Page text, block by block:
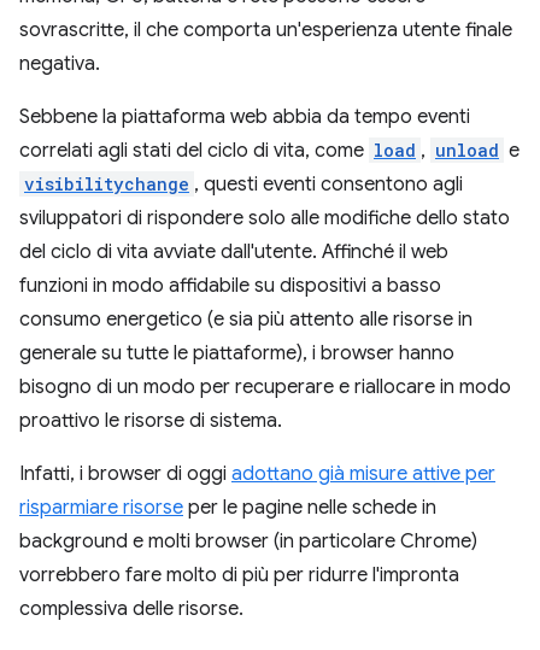
sovrascritte, il che comporta un'esperienza utente finale
negativa.
Sebbene la piattaforma web abbia da tempo eventi
correlati agli stati del ciclo di vita, come load , unload e
visibilitychange , questi eventi consentono agli
sviluppatori di rispondere solo alle modifiche dello stato
del ciclo di vita avviate dall'utente. Affinché il web
funzioni in modo affidabile su dispositivi a basso
consumo energetico (e sia più attento alle risorse in
generale su tutte le piattaforme), i browser hanno
bisogno di un modo per recuperare e riallocare in modo
proattivo le risorse di sistema.
Infatti, i browser di oggi adottano già misure attive per
risparmiare risorse per le pagine nelle schede in
background e molti browser (in particolare Chrome)
vorrebbero fare molto di più per ridurre l'impronta
complessiva delle risorse.